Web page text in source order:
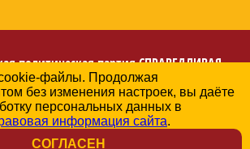
политическая партияСПРАВЕДЛИВАЯ
РОССИЯ
партии в Херсонской области
© 2006-2026
обработки персональных данных
файлы. Продолжая
без изменения настроек, вы даёте
персональных данных в
информация сайта.
СОГЛАСЕН